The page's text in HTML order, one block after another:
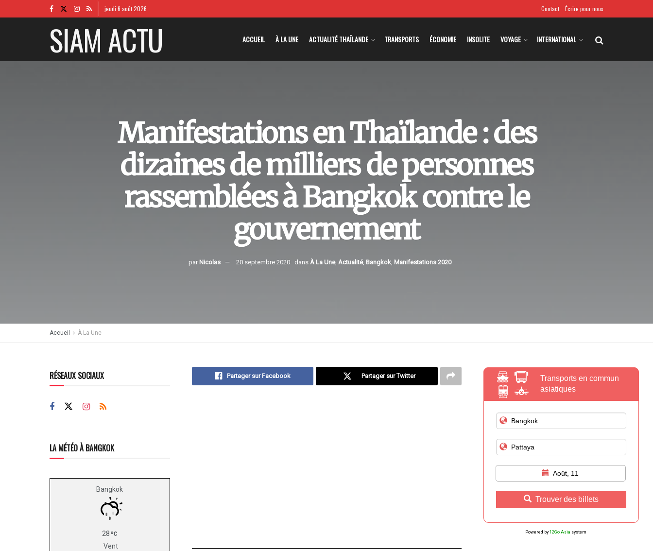
jeudi 6 août 2026 Contact Écrire pour nous
SIAM ACTU ACCUEIL À LA UNE ACTUALITÉ THAÏLANDE TRANSPORTS ÉCONOMIE INSOLITE VOYAGE INTERNATIONAL
Manifestations en Thaïlande : des
dizaines de milliers de personnes
rassemblées à Bangkok contre le
gouvernement
par Nicolas 20 septembre 2020 dans À La Une, Actualité, Bangkok, Manifestations 2020
Accueil À La Une
Partager sur Facebook Partager sur Twitter
RÉSEAUX SOCIAUX
LA MÉTÉO À BANGKOK
Bangkok
28
Vent
Transports en commun
asiatiques
Août, 11
Trouver des billets
Powered by 12Go Asia system